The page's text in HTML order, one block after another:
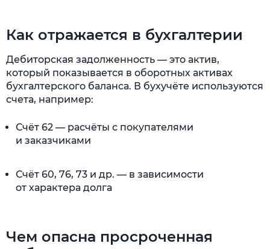
Как отражается в бухгалтерии
Дебиторская задолженность — это актив,
который показывается в оборотных активах
бухгалтерского баланса. В бухучёте используются
счета, например:
Счёт 62 — расчёты с покупателями
и заказчиками
Счёт 60, 76, 73 и др. — в зависимости
от характера долга
Чем опасна просроченная